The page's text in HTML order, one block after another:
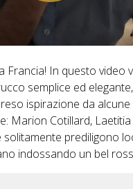
Francia! In questo video
semplice ed
ispirazione da alcune
Marion Cotillard,
prediligono
indossando un bel